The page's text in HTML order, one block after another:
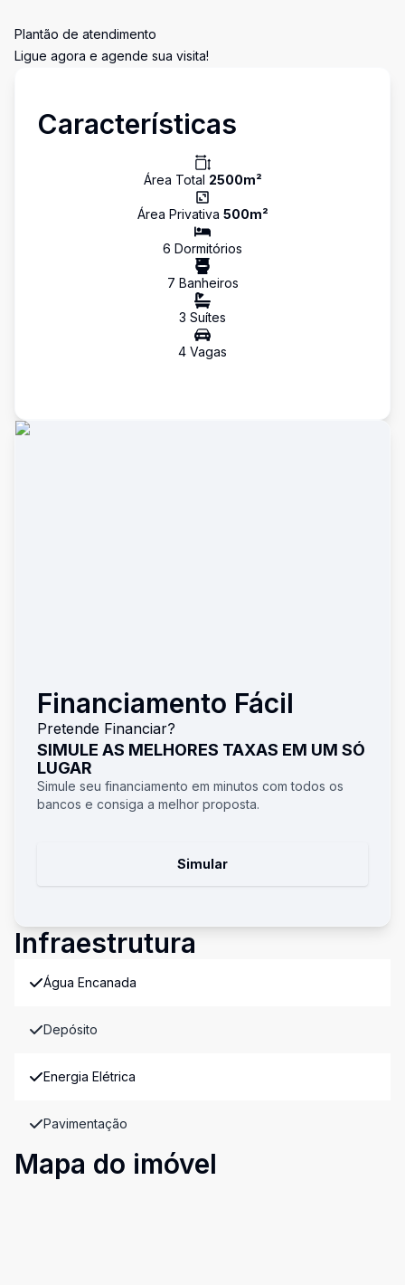
Plantão de atendimento
Ligue agora e agende sua visita!
Características
Área Total 2500m²
Área Privativa 500m²
6 Dormitórios
7 Banheiros
3 Suítes
4 Vagas
Financiamento Fácil
Pretende Financiar?
SIMULE AS MELHORES TAXAS EM UM SÓ
LUGAR
Simule seu financiamento em minutos com todos os
bancos e consiga a melhor proposta.
Simular
Infraestrutura
Água Encanada
Depósito
Energia Elétrica
Pavimentação
Mapa do imóvel